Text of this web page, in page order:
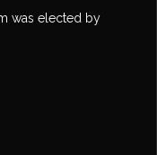
was elected by